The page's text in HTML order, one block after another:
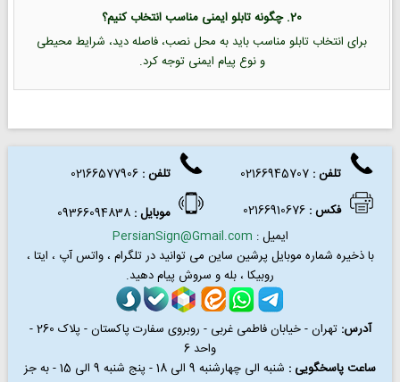
20. چگونه تابلو ایمنی مناسب انتخاب کنیم؟
برای انتخاب تابلو مناسب باید به محل نصب، فاصله دید، شرایط محیطی
و نوع پیام ایمنی توجه کرد.
تلفن : تلفن:
02166577906
فکس:
02166910676 موبایل :
ایمیل : PersianSign@Gmail.com
با ذخیره شماره موبایل پرشین ساین می توانید درتلگرام ، واتس آپ ، ایتا ،
روبیکا ، بله و سروش پیام دهید.
آدرس:
تهران - خیابان فاطمی غربی - روبروی سفارت پاکستان - پلاک 260 -
واحد 6
ساعت پاسخگویی :
شنبه الی چهارشنبه 9 الی 18 - پنج شنبه 9 الی 15 - به جز